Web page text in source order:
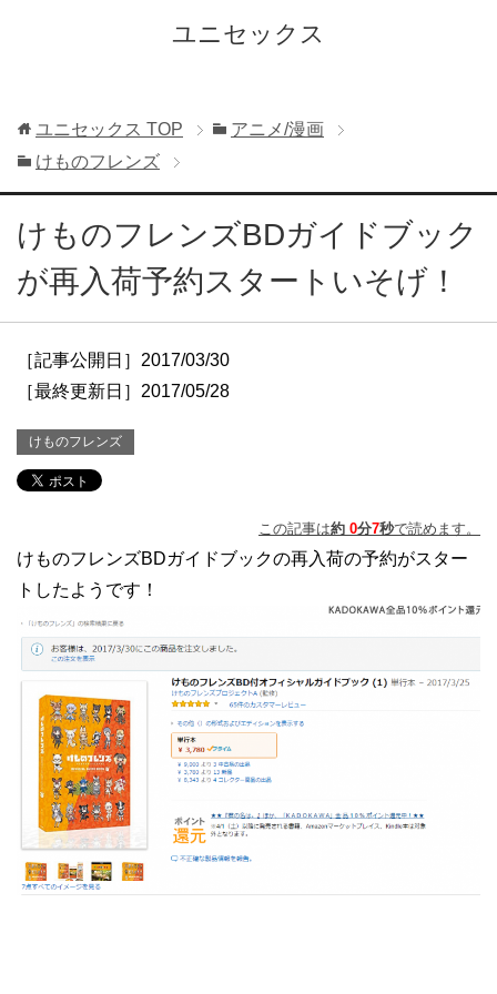
ユニセックス
ユニセックス TOP
アニメ/漫画
けものフレンズ
けものフレンズBDガイドブック
が再入荷予約スタートいそげ！
［記事公開日］2017/03/30
［最終更新日］2017/05/28
けものフレンズ
この記事は約 0分7秒で読めます。
けものフレンズBDガイドブックの再入荷の予約がスター
トしたようです！